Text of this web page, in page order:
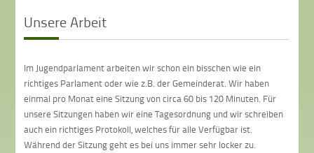
Unsere Arbeit
Im Jugendparlament arbeiten wir schon ein bisschen wie ein
richtiges Parlament oder wie z.B. der Gemeinderat. Wir haben
einmal pro Monat eine Sitzung von circa 60 bis 120 Minuten. Für
unsere Sitzungen haben wir eine Tagesordnung und wir schreiben
auch ein richtiges Protokoll, welches für alle Verfügbar ist.
Während der Sitzung geht es bei uns immer sehr locker zu.